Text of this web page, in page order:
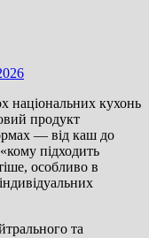
національних кухонь
продукт
— від каш до
підходить
особливо в
та